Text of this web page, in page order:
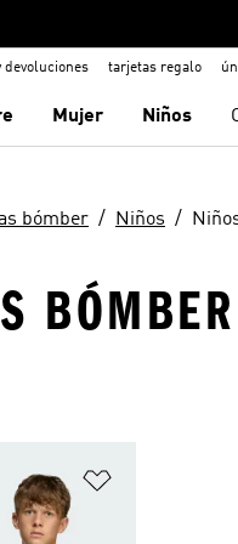
devoluciones tarjetas regalo
Mujer Niños
bómber Niños